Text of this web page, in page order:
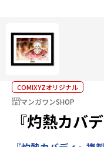
COMIXYZオリジナル
マンガワンSHOP
『灼熱カバ